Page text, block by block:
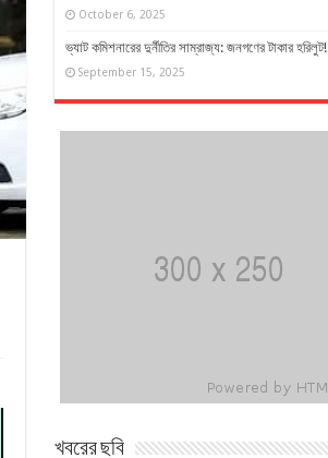
October 6, 2025
ভ্যাট কমিশনারের দুর্নীতির সাম্রাজ্য: জনগণের টাকার হরিলুট!
September 15, 2025
খবরের ছবি